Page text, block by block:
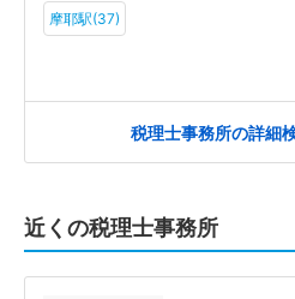
摩耶駅(37)
税理士事務所の詳細
近くの税理士事務所